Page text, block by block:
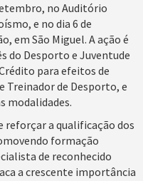
no Auditório
e no dia 6 de
em São Miguel. A ação é
do Desporto e Juventude
para efeitos de
Treinador de Desporto, e
modalidades.
reforçar a qualificação dos
formação
de reconhecido
a crescente importância